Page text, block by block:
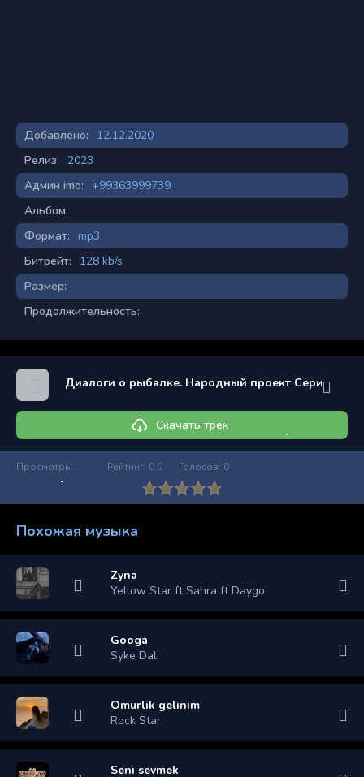
Добавлено:
12.12.2020
Релиз:
2023
Админ imo:
+99363999739
Альбом:
Формат:
mp3
Битрейт:
128 kb/s
Размер:
Продолжительность:
Диалоги о рыбалке. Народный проект Серия 87
Скачать трек
Просмотры: Рейтинг: 0.0 Голосов: 0
Похожая музыка
Zyna
Yellow Star ft Sahra ft Daygo
Googa
Syke Dali
Omurlik gelinim
Rock Star
Seni sevmek